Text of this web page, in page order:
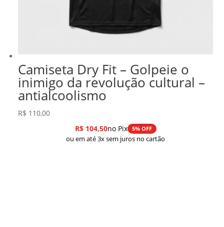
Camiseta Dry Fit – Golpeie o
inimigo da revolução cultural –
antialcoolismo
R$ 110,00
R$104,50no Pix 5% OFF
ou em até 3x sem juros no cartão